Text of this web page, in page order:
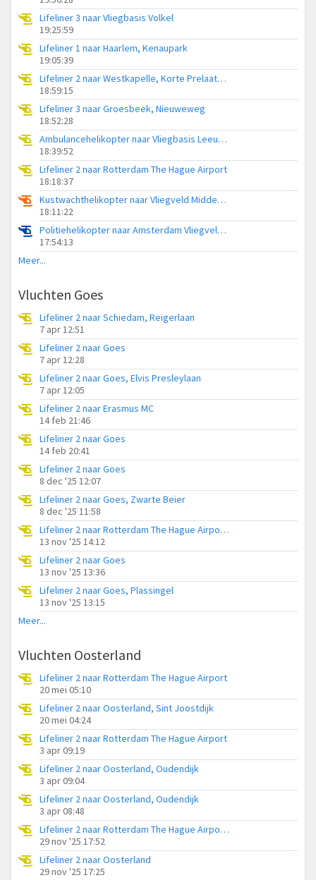
Lifeliner 3 naar Vliegbasis Volkel
19:25:59
Lifeliner 1 naar Haarlem, Kenaupark
19:05:39
Lifeliner 2 naar Westkapelle, Korte Prelaatweg
18:59:15
Lifeliner 3 naar Groesbeek, Nieuweweg
18:52:28
Ambulancehelikopter naar Vliegbasis Leeuwarden
18:39:52
Lifeliner 2 naar Rotterdam The Hague Airport
18:18:37
Kustwachthelikopter naar Vliegveld Midden-Zeeland
18:11:22
Politiehelikopter naar Amsterdam Vliegveld Schiphol
17:54:13
Meer...
Vluchten Goes
Lifeliner 2 naar Schiedam, Reigerlaan
7 apr 12:51
Lifeliner 2 naar Goes
7 apr 12:28
Lifeliner 2 naar Goes, Elvis Presleylaan
7 apr 12:05
Lifeliner 2 naar Erasmus MC
14 feb 21:46
Lifeliner 2 naar Goes
14 feb 20:41
Lifeliner 2 naar Goes
8 dec '25 12:07
Lifeliner 2 naar Goes, Zwarte Beier
8 dec '25 11:58
Lifeliner 2 naar Rotterdam The Hague Airport, Piet Heinstraat
13 nov '25 14:12
Lifeliner 2 naar Goes
13 nov '25 13:36
Lifeliner 2 naar Goes, Plassingel
13 nov '25 13:15
Meer...
Vluchten Oosterland
Lifeliner 2 naar Rotterdam The Hague Airport
20 mei 05:10
Lifeliner 2 naar Oosterland, Sint Joostdijk
20 mei 04:24
Lifeliner 2 naar Rotterdam The Hague Airport
3 apr 09:19
Lifeliner 2 naar Oosterland, Oudendijk
3 apr 09:04
Lifeliner 2 naar Oosterland, Oudendijk
3 apr 08:48
Lifeliner 2 naar Rotterdam The Hague Airport, Lage Maireweg
29 nov '25 17:52
Lifeliner 2 naar Oosterland
29 nov '25 17:25